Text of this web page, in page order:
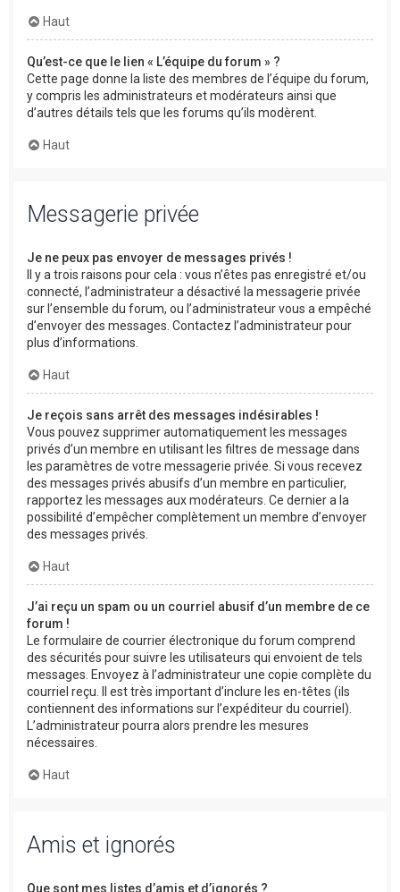
Haut
Qu’est-ce que le lien « L’équipe du forum » ?
Cette page donne la liste des membres de l’équipe du forum,
y compris les administrateurs et modérateurs ainsi que
d’autres détails tels que les forums qu’ils modèrent.
Haut
Messagerie privée
Je ne peux pas envoyer de messages privés !
Il y a trois raisons pour cela : vous n’êtes pas enregistré et/ou
connecté, l’administrateur a désactivé la messagerie privée
sur l’ensemble du forum, ou l’administrateur vous a empêché
d’envoyer des messages. Contactez l’administrateur pour
plus d’informations.
Haut
Je reçois sans arrêt des messages indésirables !
Vous pouvez supprimer automatiquement les messages
privés d’un membre en utilisant les filtres de message dans
les paramètres de votre messagerie privée. Si vous recevez
des messages privés abusifs d’un membre en particulier,
rapportez les messages aux modérateurs. Ce dernier a la
possibilité d’empêcher complètement un membre d’envoyer
des messages privés.
Haut
J’ai reçu un spam ou un courriel abusif d’un membre de ce
forum !
Le formulaire de courrier électronique du forum comprend
des sécurités pour suivre les utilisateurs qui envoient de tels
messages. Envoyez à l’administrateur une copie complète du
courriel reçu. Il est très important d’inclure les en-têtes (ils
contiennent des informations sur l’expéditeur du courriel).
L’administrateur pourra alors prendre les mesures
nécessaires.
Haut
Amis et ignorés
Que sont mes listes d’amis et d’ignorés ?